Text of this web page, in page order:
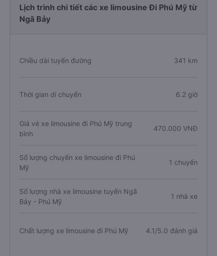
Lịch trình chi tiết các xe limousine Đi Phú Mỹ từ
Ngã Bảy
Chiều dài tuyến đường 341 km
Thời gian di chuyển 6.2 giờ
Giá vé xe limousine đi Phú Mỹ trung
bình
470.000 VNĐ
Số lượng chuyến xe limousine đi Phú
Mỹ
1 chuyến
Số lượng nhà xe limousine tuyến Ngã
Bảy - Phú Mỹ
1 nhà xe
Chất lượng xe limousine đi Phú Mỹ 4.1/5.0 đánh giá